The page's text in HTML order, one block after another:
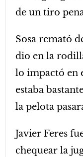
de un tiro
Sosa remató
dio en la
lo impactó en
estaba
la pelota
Javier Feres
chequear la